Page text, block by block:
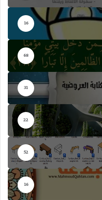
16
68
31
22
52
16